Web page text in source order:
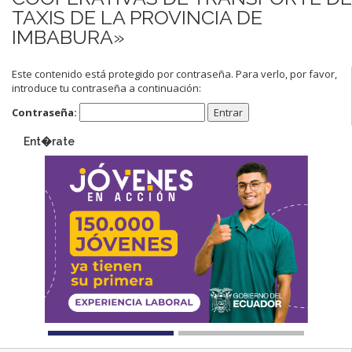
TAXIS DE LA PROVINCIA DE
IMBABURA»
Este contenido está protegido por contraseña. Para verlo, por favor,
introduce tu contraseña a continuación:
Contraseña:
Ent�rate